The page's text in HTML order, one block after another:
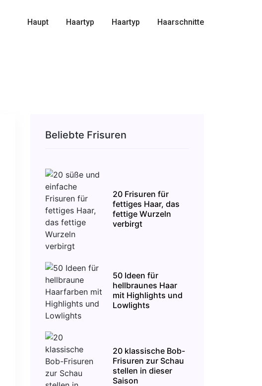
Haupt Haartyp Haartyp Haarschnitte
Beliebte Frisuren
20 Frisuren für
fettiges Haar, das
fettige Wurzeln
verbirgt
50 Ideen für
hellbraunes Haar
mit Highlights und
Lowlights
20 klassische Bob-
Frisuren zur Schau
stellen in dieser
Saison